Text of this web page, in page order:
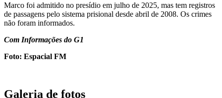
Marco foi admitido no presídio em julho de 2025, mas tem registros
de passagens pelo sistema prisional desde abril de 2008. Os crimes
não foram informados.
Com Informações do G1
Foto: Espacial FM
Galeria de fotos